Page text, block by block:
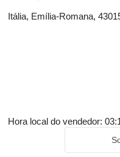
Itália, Emília-Romana,
Hora local do vendedor: